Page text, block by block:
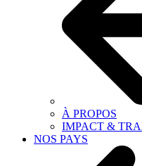
À PROPOS
IMPACT &
NOS PAYS